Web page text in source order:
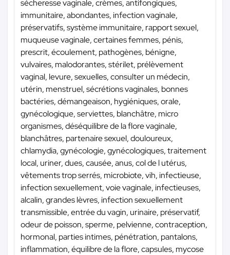
sécheresse vaginale, crèmes, antifongiques,
immunitaire, abondantes, infection vaginale,
préservatifs, système immunitaire, rapport sexuel,
muqueuse vaginale, certaines femmes, pénis,
prescrit, écoulement, pathogènes, bénigne,
vulvaires, malodorantes, stérilet, prélèvement
vaginal, levure, sexuelles, consulter un médecin,
utérin, menstruel, sécrétions vaginales, bonnes
bactéries, démangeaison, hygiéniques, orale,
gynécologique, serviettes, blanchâtre, micro
organismes, déséquilibre de la flore vaginale,
blanchâtres, partenaire sexuel, douloureux,
chlamydia, gynécologie, gynécologiques, traitement
local, uriner, dues, causée, anus, col de l utérus,
vêtements trop serrés, microbiote, vih, infectieuse,
infection sexuellement, voie vaginale, infectieuses,
alcalin, grandes lèvres, infection sexuellement
transmissible, entrée du vagin, urinaire, préservatif,
odeur de poisson, sperme, pelvienne, contraception,
hormonal, parties intimes, pénétration, pantalons,
inflammation, équilibre de la flore, capsules, mycose